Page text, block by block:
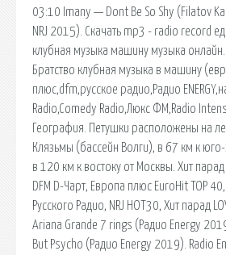
03:10 Imany — Dont Be So Shy (Filatov
NRJ 2015). Скачать mp3 - radio record
клубная музыка машину музыка онлайн.
Братство клубная музыка в машину
плюс,dfm,русское радио,Радио
Radio,Comedy Radio,Люкс ФМ,Radio
География. Петушки расположены на
Клязьмы (бассейн Волги), в 67 км к
в 120 км к востоку от Москвы. Хит
DFM D-Чарт, Европа плюс EuroHit TOP
Русского Радио, NRJ HOT30, Хит парад
Ariana Grande 7 rings (Радио Energy
But Psycho (Радио Energy 2019). Radio